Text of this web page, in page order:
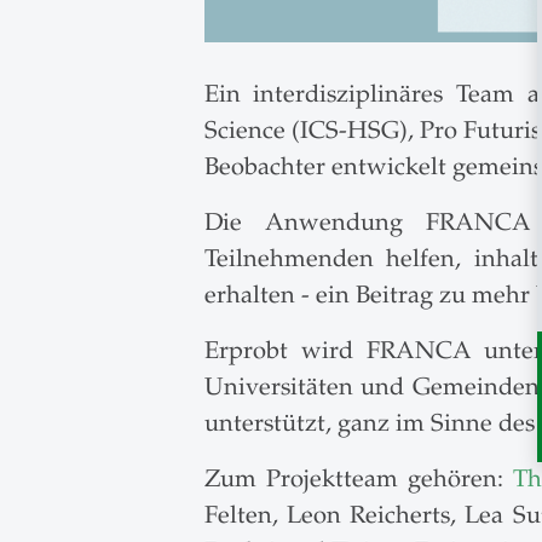
Ein interdisziplinäres Team
Science (ICS-HSG), Pro
Beobachter entwickelt
Die Anwendung
Teilnehmenden helfen,
erhalten - ein Beitrag zu
Erprobt wird FRANCA
Universitäten und
unterstützt, ganz im Sinne
Zum Projektteam gehören:
Felten, Leon Reicherts, Lea